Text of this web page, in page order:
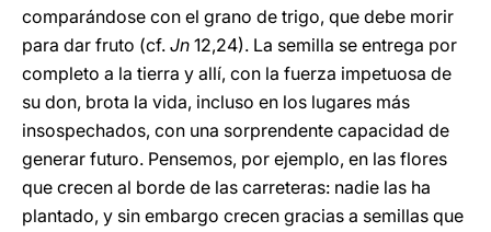
comparándose con el grano de trigo, que debe morir
para dar fruto (cf. Jn 12,24). La semilla se entrega por
completo a la tierra y allí, con la fuerza impetuosa de
su don, brota la vida, incluso en los lugares más
insospechados, con una sorprendente capacidad de
generar futuro. Pensemos, por ejemplo, en las flores
que crecen al borde de las carreteras: nadie las ha
plantado, y sin embargo crecen gracias a semillas que